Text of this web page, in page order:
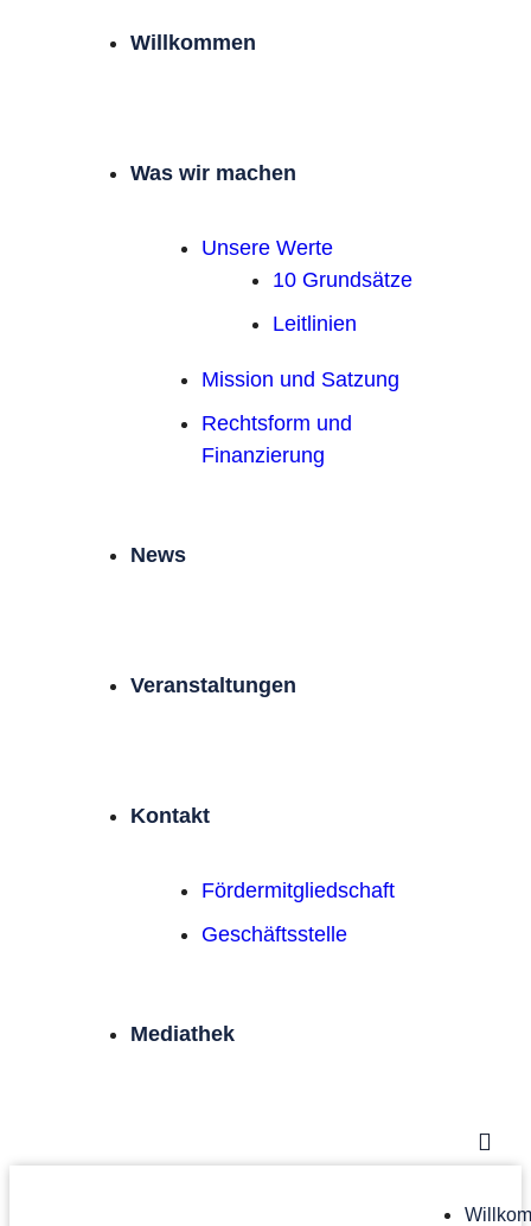
Willkommen
Was wir machen
Unsere Werte
10 Grundsätze
Leitlinien
Mission und Satzung
Rechtsform und
Finanzierung
News
Veranstaltungen
Kontakt
Förder­mitgliedschaft
Geschäftsstelle
Mediathek